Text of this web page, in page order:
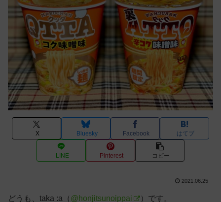
X Bluesky Facebook はてブ
LINE Pinterest コピー
2021.06.25
どうも、taka :a（ @honjitsunoippai ）です。